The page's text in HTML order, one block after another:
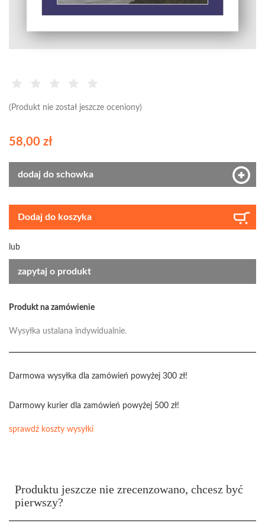
(Produkt nie został jeszcze oceniony)
58,00 zł
dodaj do schowka
Dodaj do koszyka
lub
zapytaj o produkt
Produkt na zamówienie
Wysyłka ustalana indywidualnie.
Darmowa wysyłka dla zamówień powyżej 300 zł!
Darmowy kurier dla zamówień powyżej 500 zł!
sprawdź koszty wysyłki
Produktu jeszcze nie zrecenzowano, chcesz być
pierwszy?